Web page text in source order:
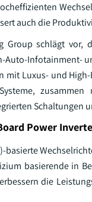
auch die
Group schlägt vor,
Auto-Infotainment-
mit Luxus- und
Schaltungen
Power
basierte
basierende in
die